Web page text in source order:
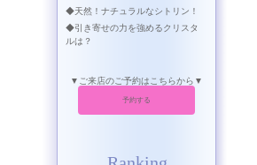
◆天然！ナチュラルなシトリン！
◆引き寄せの力を強めるクリスタ
ルは？
▼ご来店のご予約はこちらから▼
予約する